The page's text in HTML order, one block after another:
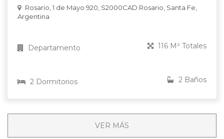
Rosario, 1 de Mayo 920, S2000CAD Rosario, Santa Fe,
Argentina
Departamento 116 M² Totales
2 Dormitorios 2 Baños
VER MÁS